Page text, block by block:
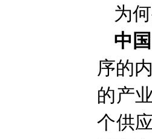
为
中
序的
的产
个供